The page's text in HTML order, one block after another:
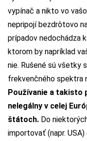
vypínač a nikto vo
nepripojí bezdrôtovo
prípadov nedochádza
ktorom by napríklad
nie. Rušené sú všetky
frekvenčného spektra
Používanie a takisto
nelegálny v celej
štátoch. Do
importovať (napr.